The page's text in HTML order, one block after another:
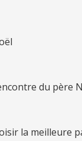
du père
la meilleure